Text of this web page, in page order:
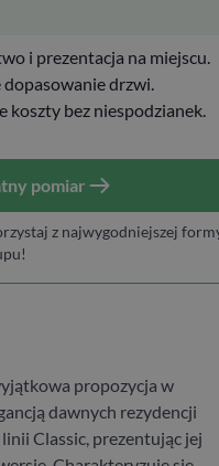
i prezentacja na miejscu.
dopasowanie drzwi.
koszty bez niespodzianek.
pomiar
z najwygodniejszej
propozycja w
dawnych rezydencji
Classic, prezentując jej